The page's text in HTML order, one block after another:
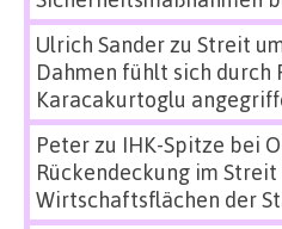
Ulrich Sanderzu Streit
Dahmen fühlt sich durch
Karacakurtoglu
Peterzu IHK-Spitze bei
Rückendeckung im Streit
Wirtschaftsflächen der